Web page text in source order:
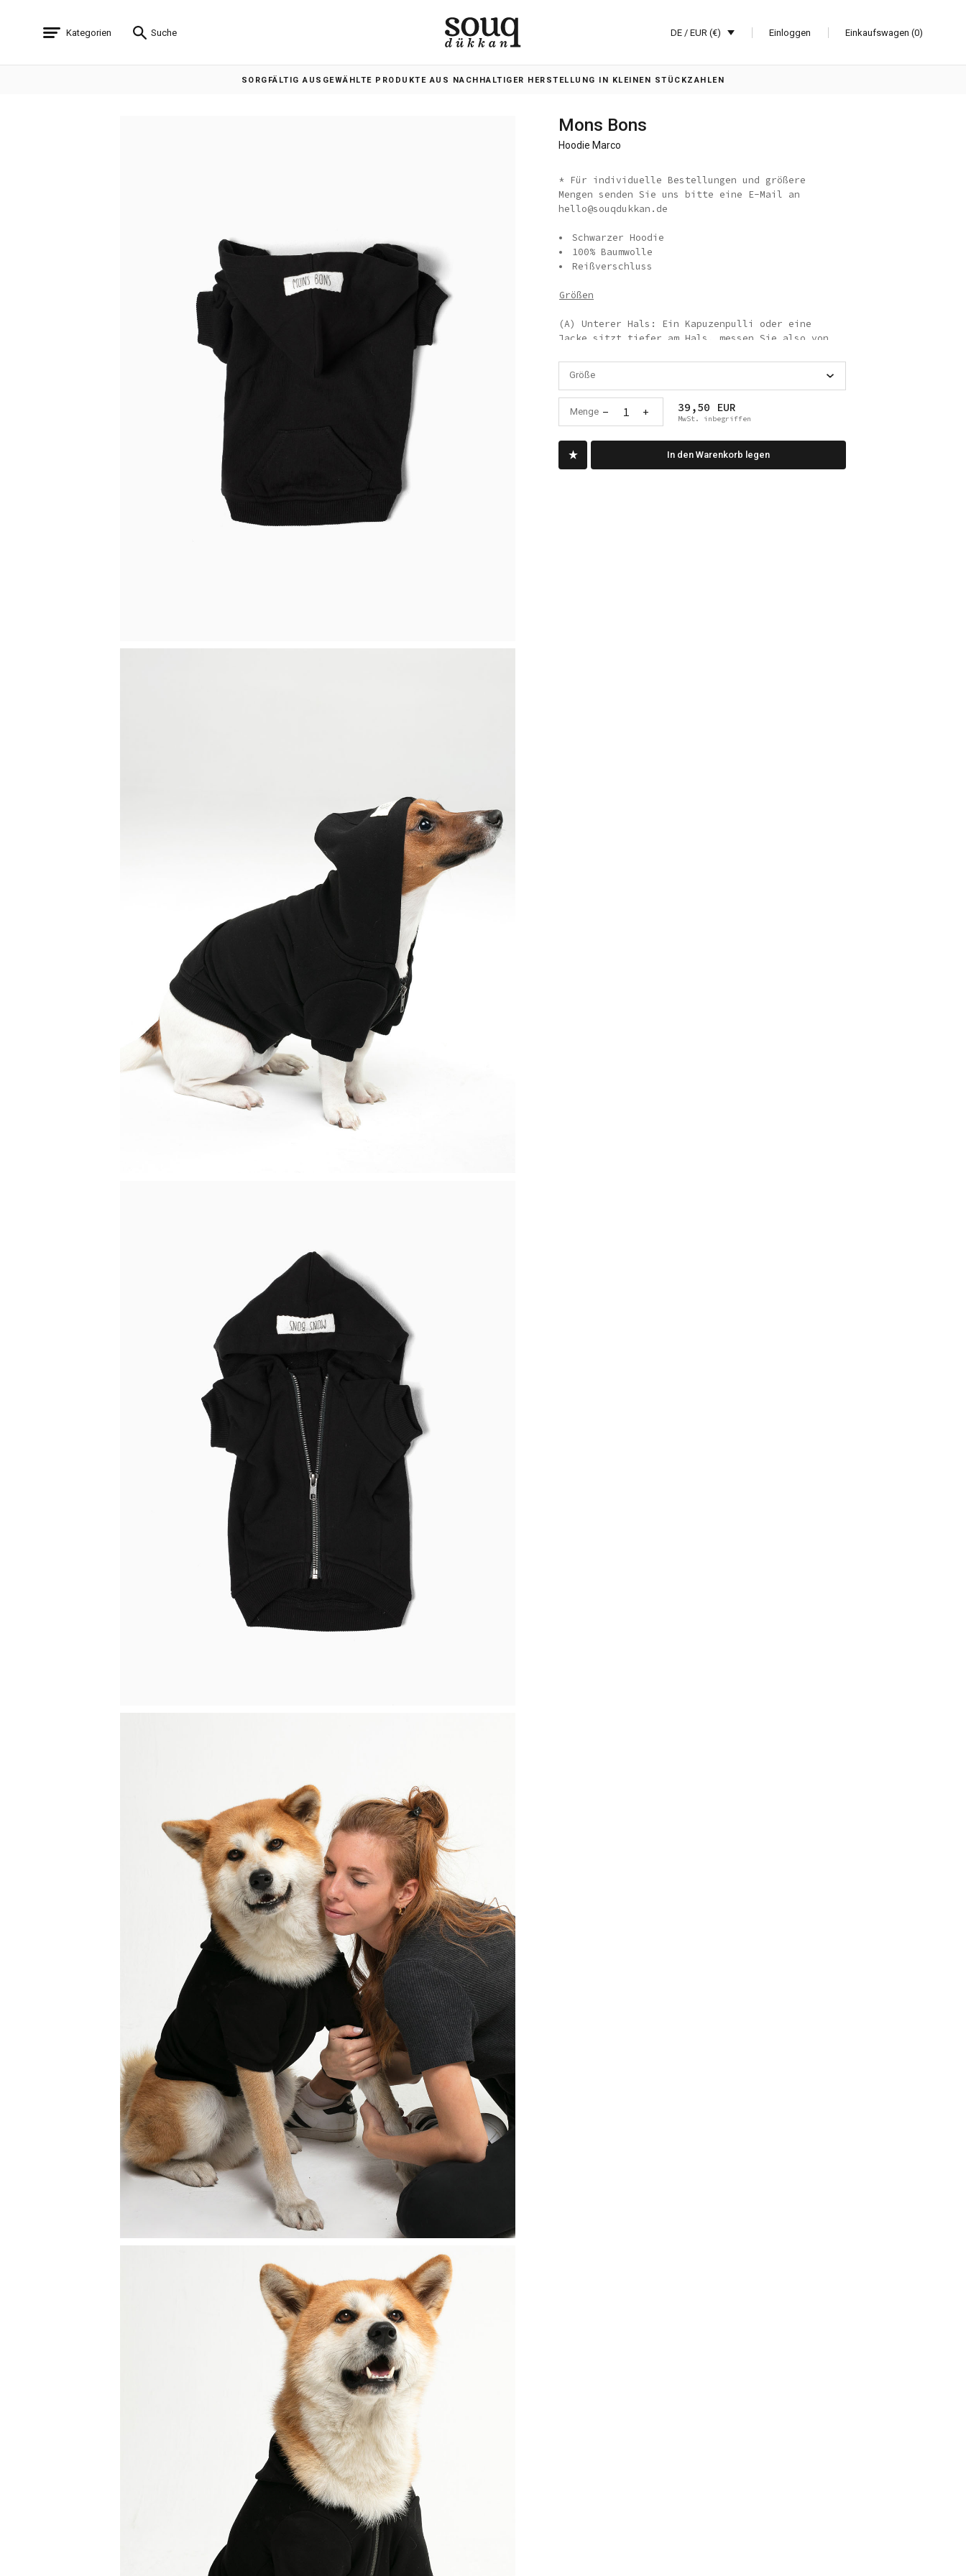
Kategorien Suche DE / EUR (€) Einloggen Einkaufswagen (0)
SORGFÄLTIG AUSGEWÄHLTE PRODUKTE AUS NACHHALTIGER HERSTELLUNG IN KLEINEN STÜCKZAHLEN
Mons Bons
Hoodie Marco
* Für individuelle Bestellungen und größere
Mengen senden Sie uns bitte eine E-Mail an
hello@souqdukkan.de
Schwarzer Hoodie
100% Baumwolle
Reißverschluss
Größen
(A) Unterer Hals: Ein Kapuzenpulli oder eine
Jacke sitzt tiefer am Hals, messen Sie also von
den Schultern. Die richtige Stelle zum Messen
befindet sich direkt darüber.
(B) Brustkorb: Legen Sie das Maßband um die
breiteste Stelle des Rumpfes Ihres Hundes, in
der Regel direkt hinter den Achselhöhlen der
Vorderläufe. Messen Sie nicht direkt hinter den
Größe
Menge - 1 + 39,50 EUR
MwSt. inbegriffen
In den Warenkorb legen